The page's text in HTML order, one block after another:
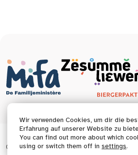
© 2026 Tous droits réservés.
Wir verwenden Cookies, um dir die
Erfahrung auf unserer Website zu
You can find out more about which
using or switch them off in settings.